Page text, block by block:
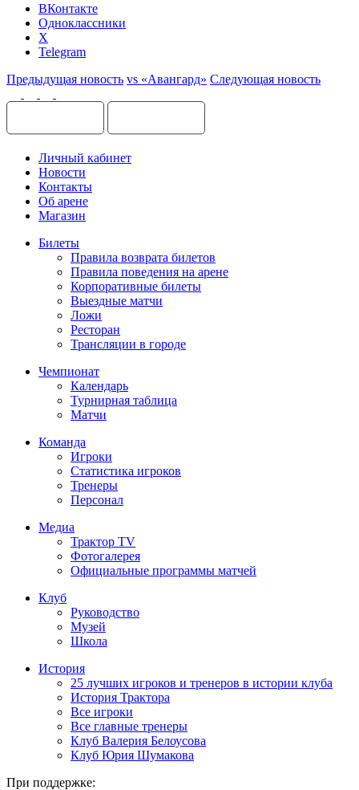
ВКонтакте
Одноклассники
X
Telegram
Предыдущая новость vs «Авангард» Следующая новость
Личный кабинет
Новости
Контакты
Об арене
Магазин
Билеты
Правила возврата билетов
Правила поведения на арене
Корпоративные билеты
Выездные матчи
Ложи
Ресторан
Трансляции в городе
Чемпионат
Календарь
Турнирная таблица
Матчи
Команда
Игроки
Статистика игроков
Тренеры
Персонал
Медиа
Трактор TV
Фотогалерея
Официальные программы матчей
Клуб
Руководство
Музей
Школа
История
25 лучших игроков и тренеров в истории клуба
История Трактора
Все игроки
Все главные тренеры
Клуб Валерия Белоусова
Клуб Юрия Шумакова
При поддержке: